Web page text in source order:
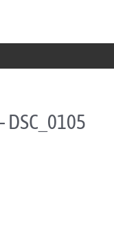
DSC_0105